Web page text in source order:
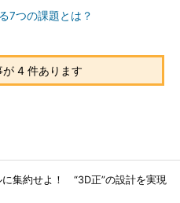
7つの課題とは？
4 件あります
集約せよ！ “3D正”の設計を実現